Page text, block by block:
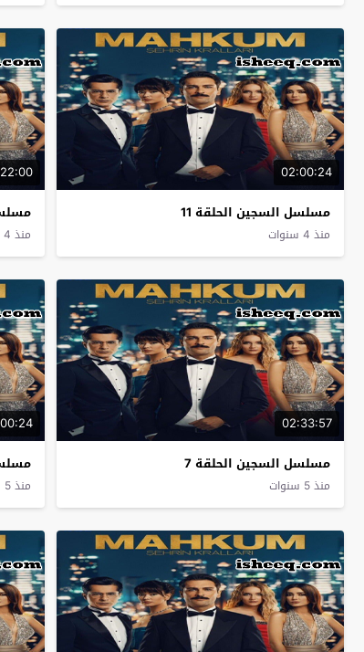
02:00:24
مسلسل السجين الحلقة 11
منذ 4 سنوات منذ 4 سنوات
02:33:57
مسلسل السجين الحلقة 7
منذ 5 سنوات منذ 5 سنوات